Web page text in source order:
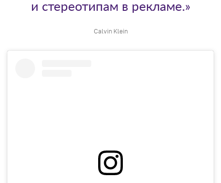
Calvin Klein
и стереотипам в рекламе.»